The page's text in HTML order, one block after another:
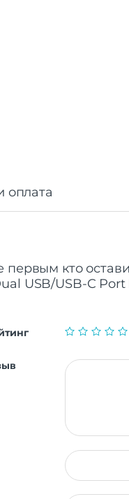
оплата
первым кто
USB/USB-C